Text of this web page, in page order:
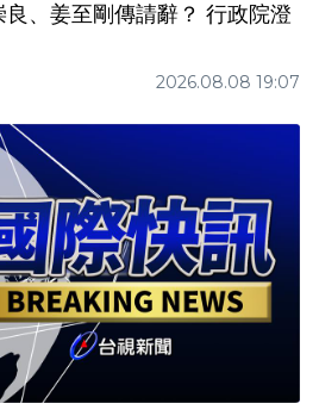
至剛傳請辭？ 行政院澄
2026.08.08 19:07